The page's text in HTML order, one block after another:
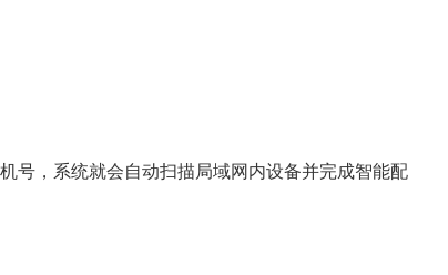
号，系统就会自动扫描局域网内设备并完成智能配